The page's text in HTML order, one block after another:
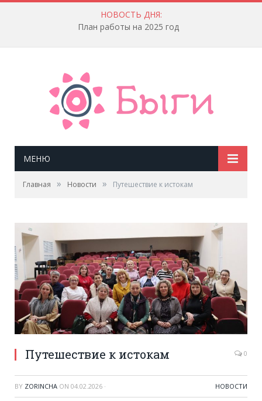
НОВОСТЬ ДНЯ:
План работы на 2025 год
МЕНЮ
Главная » Новости » Путешествие к истокам
Путешествие к истокам 0
BY ZORINCHA ON 04.02.2026 · НОВОСТИ